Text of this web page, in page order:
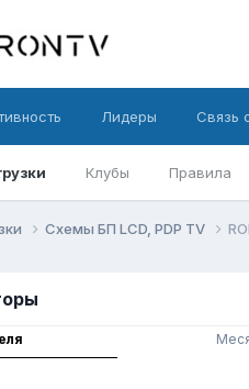
Клубы Правила
Лидеры Связь
Схемы БП LCD, PDP TV